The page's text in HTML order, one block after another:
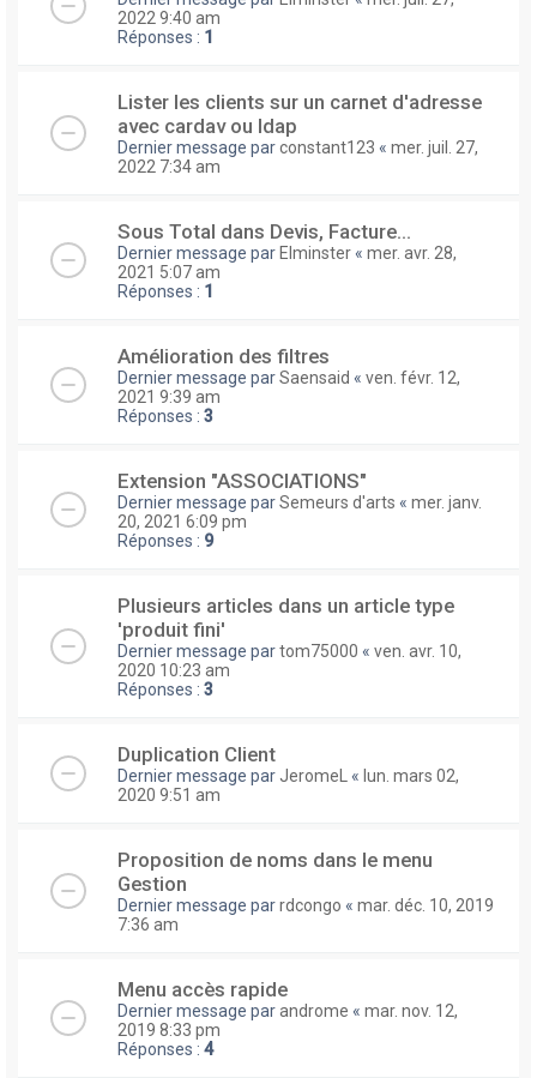
2022 9:40 am
Réponses : 1
Lister les clients sur un carnet d'adresse
avec cardav ou ldap
Dernier message parconstant123 « mer. juil. 27,
2022 7:34 am
Sous Total dans Devis, Facture...
Dernier message parElminster « mer. avr. 28,
2021 5:07 am
Réponses : 1
Amélioration des filtres
Dernier message parSaensaid « ven. févr. 12,
2021 9:39 am
Réponses : 3
Extension "ASSOCIATIONS"
Dernier message parSemeurs d'arts « mer. janv.
20, 2021 6:09 pm
Réponses : 9
Plusieurs articles dans un article type
'produit fini'
Dernier message partom75000 « ven. avr. 10,
2020 10:23 am
Réponses : 3
Duplication Client
Dernier message par JeromeL « lun. mars 02,
2020 9:51 am
Proposition de noms dans le menu
Gestion
Dernier message parrdcongo « mar. déc. 10, 2019
7:36 am
Menu accès rapide
Dernier message parandrome « mar. nov. 12,
2019 8:33 pm
Réponses : 4